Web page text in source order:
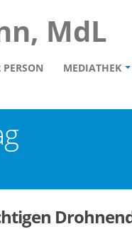
MdL
PERSON MEDIATHEK